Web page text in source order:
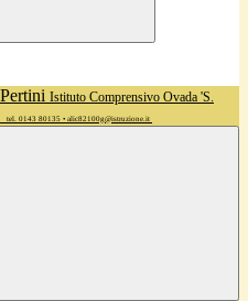
Istituto Comprensivo Ovada 'S.
tel. 0143 80135 • alic82100g@istruzione.it